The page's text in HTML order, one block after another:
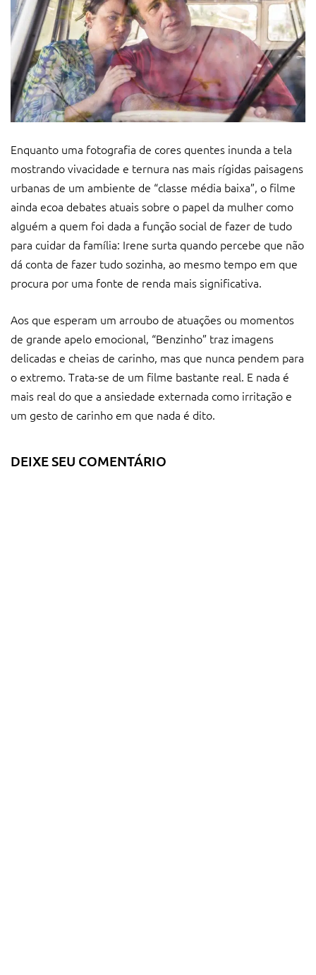
Enquanto uma fotografia de cores quentes inunda a tela
mostrando vivacidade e ternura nas mais rígidas paisagens
urbanas de um ambiente de “classe média baixa”, o filme
ainda ecoa debates atuais sobre o papel da mulher como
alguém a quem foi dada a função social de fazer de tudo
para cuidar da família: Irene surta quando percebe que não
dá conta de fazer tudo sozinha, ao mesmo tempo em que
procura por uma fonte de renda mais significativa.
Aos que esperam um arroubo de atuações ou momentos
de grande apelo emocional, “Benzinho” traz imagens
delicadas e cheias de carinho, mas que nunca pendem para
o extremo. Trata-se de um filme bastante real. E nada é
mais real do que a ansiedade externada como irritação e
um gesto de carinho em que nada é dito.
DEIXE SEU COMENTÁRIO